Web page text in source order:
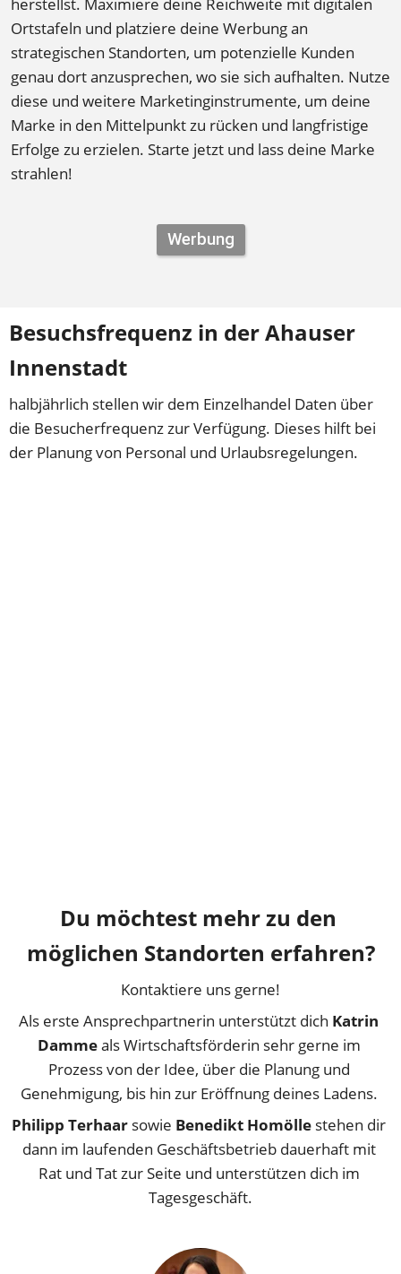
Ortstafeln und platziere deine Werbung an
strategischen Standorten, um potenzielle Kunden
genau dort anzusprechen, wo sie sich aufhalten. Nutze
diese und weitere Marketinginstrumente, um deine
Marke in den Mittelpunkt zu rücken und langfristige
Erfolge zu erzielen. Starte jetzt und lass deine Marke
strahlen!
Werbung
Besuchsfrequenz in der Ahauser
Innenstadt
halbjährlich stellen wir dem Einzelhandel Daten über
die Besucherfrequenz zur Verfügung. Dieses hilft bei
der Planung von Personal und Urlaubsregelungen.
Du möchtest mehr zu den
möglichen Standorten erfahren?
Kontaktiere uns gerne!
Als erste Ansprechpartnerin unterstützt dich Katrin
Damme als Wirtschaftsförderin sehr gerne im
Prozess von der Idee, über die Planung und
Genehmigung, bis hin zur Eröffnung deines Ladens.
Philipp Terhaar sowie Benedikt Homölle stehen dir
dann im laufenden Geschäftsbetrieb dauerhaft mit
Rat und Tat zur Seite und unterstützen dich im
Tagesgeschäft.